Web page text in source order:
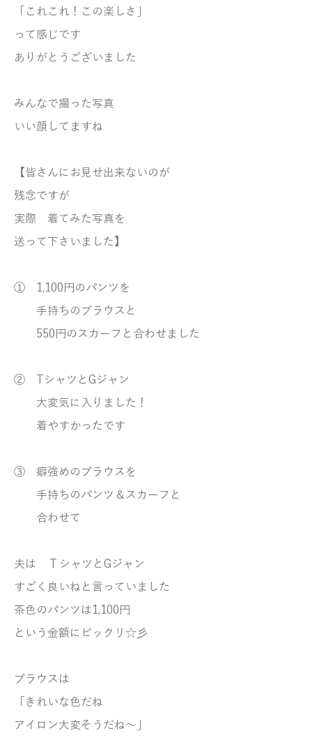
「これこれ！この楽しさ」
って感じです
ありがとうございました
みんなで撮った写真
いい顔してますね
【皆さんにお見せ出来ないのが
残念ですが
実際 着てみた写真を
送って下さいました】
① 1,100円のパンツを
手持ちのブラウスと
550円のスカーフと合わせました
② TシャツとGジャン
大変気に入りました！
着やすかったです
③ 癖強めのブラウスを
手持ちのパンツ＆スカーフと
合わせて
夫は ТシャツとGジャン
すごく良いねと言っていました
茶色のパンツは1,100円
という金額にビックリ☆彡
ブラウスは
「きれいな色だね
アイロン大変そうだね～」